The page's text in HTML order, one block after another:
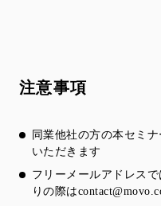
注意事項
同業他社の方の本セミ
いただきます
フリーメールアドレス
りの際は